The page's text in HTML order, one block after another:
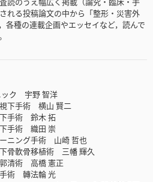
れる投稿論文の中から「整形・災害外
各種の連載企画やエッセイなど，読んで
ック 宇野 智洋
下手術 横山 賢二
下手術 鈴木 拓
下手術 織田 崇
ニング手術 山崎 哲也
骨軟骨移植術 三幡 輝久
清術 高橋 憲正
術 轉法輪 光